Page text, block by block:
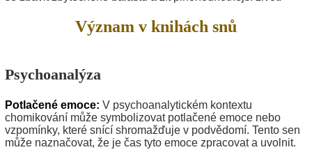
Význam v knihách snů
Psychoanalýza
Potlačené emoce: V psychoanalytickém kontextu
chomikování může symbolizovat potlačené emoce nebo
vzpomínky, které snící shromažďuje v podvědomí. Tento sen
může naznačovat, že je čas tyto emoce zpracovat a uvolnit.